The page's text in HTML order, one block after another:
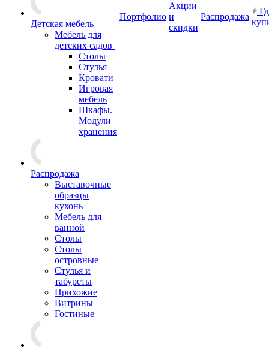
Детская мебель
Мебель для
детских садов
Столы
Стулья
Кровати
Игровая
мебель
Шкафы.
Модули
хранения
Распродажа
Выставочные
образцы
кухонь
Мебель для
ванной
Столы
Столы
островные
Стулья и
табуреты
Прихожие
Витрины
Гостиные
Портфолио
Акции
и
скидки
Распродажа